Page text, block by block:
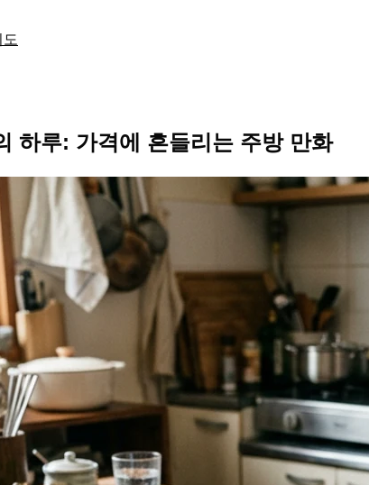
하루: 가격에 흔들리는 주방 만화